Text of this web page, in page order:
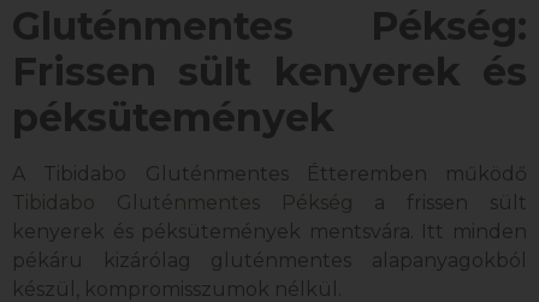
Gluténmentes Pékség:
Frissen sült kenyerek és
péksütemények
A Tibidabo Gluténmentes Étteremben működő
Tibidabo Gluténmentes Pékség a frissen sült
kenyerek és péksütemények mentsvára. Itt minden
pékáru kizárólag gluténmentes alapanyagokból
készül, kompromisszumok nélkül.